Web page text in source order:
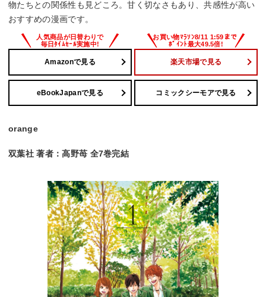
物たちとの関係性も見どころ。甘く切なさもあり、共感性が高い
おすすめの漫画です。
Amazonで見る 楽天市場で見る
eBookJapanで見る コミックシーモアで見る
orange
双葉社 著者：高野苺 全7巻完結